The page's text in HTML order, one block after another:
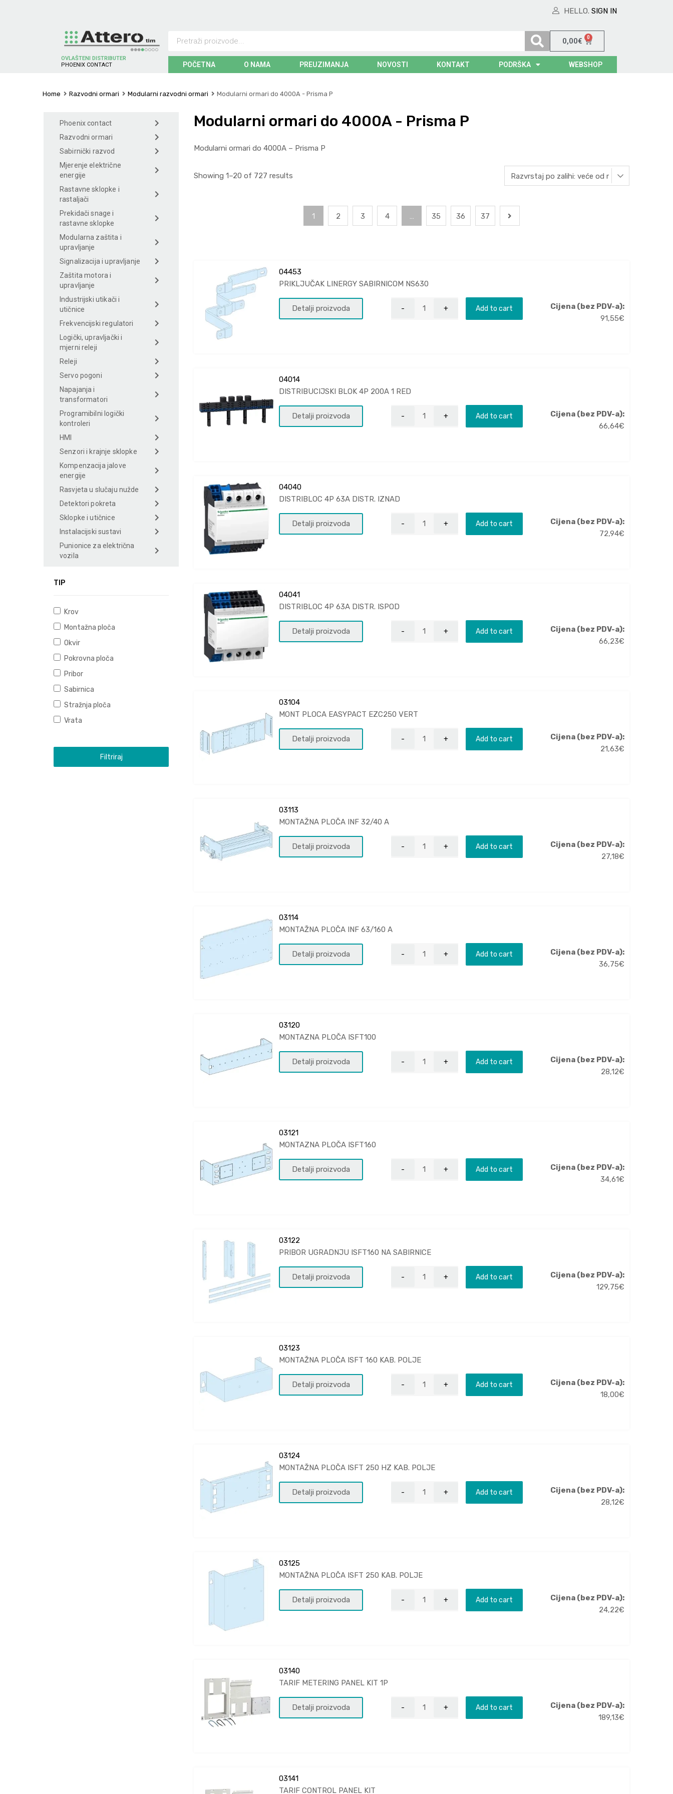
HELLO. SIGN IN
OVLAŠTENI DISTRIBUTER
SCHNEI DER EL TACT
0,00€ 0
POČETNA O NAMA PREUZIMANJA NOVOSTI KONTAKT PODRŠKA WEBSHOP
Home Razvodni ormari Modularni razvodni ormari Modularni ormari do 4000A - Prisma P
Modularni ormari do 4000A - Prisma P
Modularni ormari do 4000A – Prisma P
Showing 1–20 of 727 results
1 2 3 4 35 36 37
04453
PRIKLJUČAK LINERGY SABIRNICOM NS630
Detalji proizvoda Add to cart
Cijena (bez PDV-a):
91,55€
04014
DISTRIBUCIJSKI BLOK 4P 200A 1 RED
Detalji proizvoda Add to cart
Cijena (bez PDV-a):
66,64€
04040
DISTRIBLOC 4P 63A DISTR. IZNAD
Detalji proizvoda Add to cart
Cijena (bez PDV-a):
72,94€
04041
DISTRIBLOC 4P 63A DISTR. ISPOD
Detalji proizvoda Add to cart
Cijena (bez PDV-a):
66,23€
03104
MONT PLOCA EASYPACT EZC250 VERT
Detalji proizvoda Add to cart
Cijena (bez PDV-a):
21,63€
03113
MONTAŽNA PLOČA INF 32/40 A
Detalji proizvoda Add to cart
Cijena (bez PDV-a):
27,18€
03114
MONTAŽNA PLOČA INF 63/160 A
Detalji proizvoda Add to cart
Cijena (bez PDV-a):
36,75€
03120
MONTAZNA PLOČA ISFT100
Detalji proizvoda Add to cart
Cijena (bez PDV-a):
28,12€
03121
MONTAZNA PLOČA ISFT160
Detalji proizvoda Add to cart
Cijena (bez PDV-a):
34,61€
03122
PRIBOR UGRADNJU ISFT160 NA SABIRNICE
Detalji proizvoda Add to cart
Cijena (bez PDV-a):
129,75€
03123
MONTAŽNA PLOČA ISFT 160 KAB. POLJE
Detalji proizvoda Add to cart
Cijena (bez PDV-a):
18,00€
03124
MONTAŽNA PLOČA ISFT 250 HZ KAB. POLJE
Detalji proizvoda Add to cart
Cijena (bez PDV-a):
28,12€
03125
MONTAŽNA PLOČA ISFT 250 KAB. POLJE
Detalji proizvoda Add to cart
Cijena (bez PDV-a):
24,22€
03140
TARIF METERING PANEL KIT 1P
Detalji proizvoda Add to cart
Cijena (bez PDV-a):
189,13€
03141
TARIF CONTROL PANEL KIT
Phoenix contact
Razvodni ormari
Sabirnički razvod
Mjerenje električne
energije
Rastavne sklopke i
rastaljači
Prekidači snage i
rastavne sklopke
Modularna zaštita i
upravljanje
Signalizacija i upravljanje
Zaštita motora i
upravljanje
Industrijski utikači i
utičnice
Frekvencijski regulatori
Logički, upravljački i
mjerni releji
Releji
Servo pogoni
Napajanja i
transformatori
Programibilni logički
kontroleri
HMI
Senzori i krajnje sklopke
Kompenzacija jalove
energije
Rasvjeta u slučaju nužde
Detektori pokreta
Sklopke i utičnice
Instalacijski sustavi
Punionice za električna
vozila
TIP
Krov
Montažna ploča
Okvir
Pokrovna ploča
Pribor
Sabirnica
Stražnja ploča
Vrata
Filtriraj